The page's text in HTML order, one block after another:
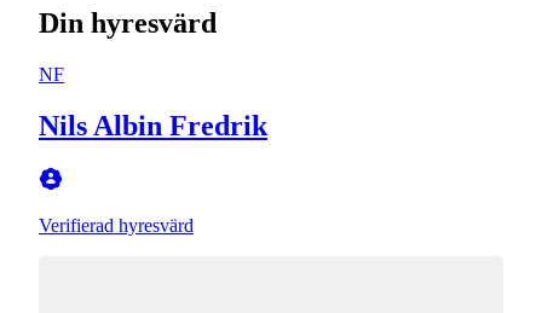
Din hyresvärd
NF
Nils Albin Fredrik
Verifierad hyresvärd